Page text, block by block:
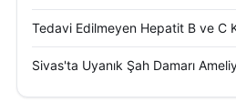
Açıklamasını “Daha güçlü bir
müreffeh bir Sivas hedefiyle
devam edeceğiz” sözleriyle
MÜSİAD’ın gelecek yıllarda
Tedavi Edilmeyen Hepatit B ve C
Sivas'ta Uyanık Şah Damarı